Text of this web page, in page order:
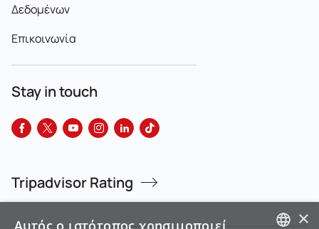
Δεδομένων
Επικοινωνία
Stay in touch
Tripadvisor Rating
×
Αυτός ο ιστότοπος χρησιμοποιεί